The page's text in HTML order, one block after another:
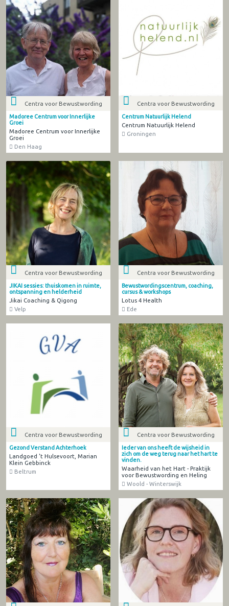
Centra voor Bewustwording
Madoree Centrum voor Innerlijke
Groei
Madoree Centrum voor Innerlijke
Groei
Den Haag
Centra voor Bewustwording
Centrum Natuurlijk Helend
Centrum Natuurlijk Helend
Groningen
Centra voor Bewustwording
JIKAI sessies: thuiskomen in ruimte,
ontspanning en helderheid
Jikai Coaching & Qigong
Velp
Centra voor Bewustwording
Bewustwordingscentrum, coaching,
cursus & workshops
Lotus 4 Health
Ede
Centra voor Bewustwording
Gezond Verstand Achterhoek
Landgoed 't Hulsevoort, Marian
Klein Gebbinck
Beltrum
Centra voor Bewustwording
Ieder van ons heeft de wijsheid in
zich om de weg terug naar het hart te
vinden.
Waarheid van het Hart - Praktijk
voor Bewustwording en Heling
Woold - Winterswijk